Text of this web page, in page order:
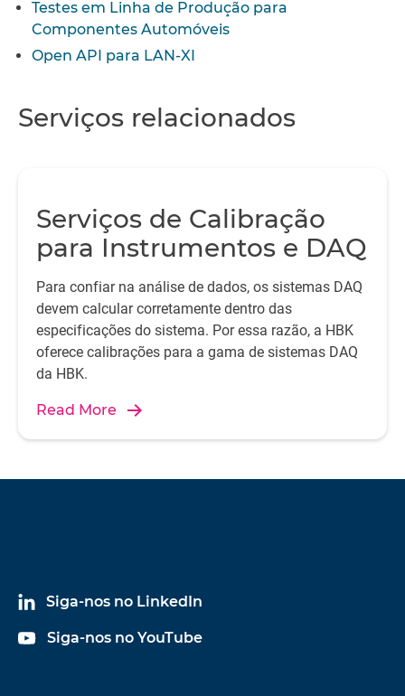
Testes em Linha de Produção para
Componentes Automóveis
Open API para LAN-XI
Serviços relacionados
Serviços de Calibração
para Instrumentos e DAQ
Para confiar na análise de dados, os sistemas DAQ
devem calcular corretamente dentro das
especificações do sistema. Por essa razão, a HBK
oferece calibrações para a gama de sistemas DAQ
da HBK.
Read More
Siga-nos no LinkedIn
Siga-nos no YouTube